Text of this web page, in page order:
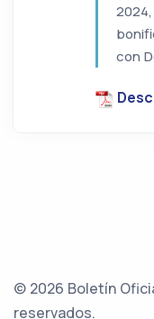
con
© 2026 Boletín
reservados.